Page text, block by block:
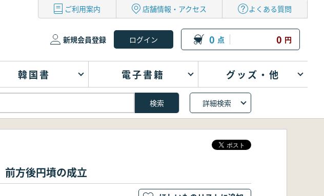
ご利用案内 店舗情報・アクセス よくある質問
新規会員登録 0 点 0 円
韓国書 電子書籍 グッズ・他
詳細検索
方後円墳の成立